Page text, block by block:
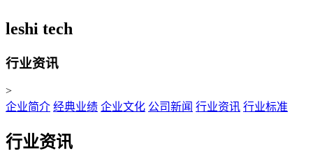
leshi tech
行业资讯
>
企业简介 经典业绩 企业文化 公司新闻 行业资讯 行业标准
行业资讯